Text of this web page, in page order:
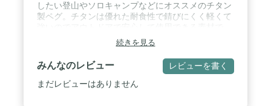
したい登山やソロキャンプなどにオススメのチタン
製ペグ。チタンは優れた耐食性で錆びにくく軽くて
す。 / ✅【打ちやすい大きなヘッド】 フックがヘッ
ドの先端の位置にきており、ヘッド部分の面積が大
きいのでハンマーがしっかり当たり、力が伝わりや
すい構造になっています。 ✅【ペグを通して簡単に
引き抜ける】 ヘッドの穴にペグを通すことができる
続きを見る
みんなのレビュー レビューを書く
まだレビューはありません